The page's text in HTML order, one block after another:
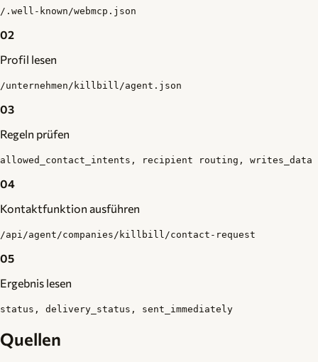
/.well-known/webmcp.json
02
Profil lesen
/unternehmen/killbill/agent.json
03
Regeln prüfen
allowed_contact_intents, recipient routing, writes_data
04
Kontaktfunktion ausführen
/api/agent/companies/killbill/contact-request
05
Ergebnis lesen
status, delivery_status, sent_immediately
Quellen